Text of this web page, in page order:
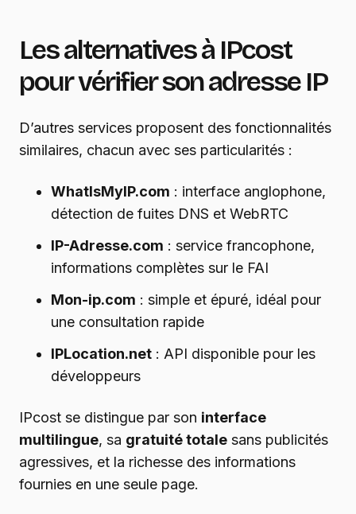
Les alternatives à IPcost
pour vérifier son adresse IP
D’autres services proposent des fonctionnalités
similaires, chacun avec ses particularités :
WhatIsMyIP.com : interface anglophone,
détection de fuites DNS et WebRTC
IP-Adresse.com : service francophone,
informations complètes sur le FAI
Mon-ip.com : simple et épuré, idéal pour
une consultation rapide
IPLocation.net : API disponible pour les
développeurs
IPcost se distingue par son interface
multilingue, sa gratuité totale sans publicités
agressives, et la richesse des informations
fournies en une seule page.